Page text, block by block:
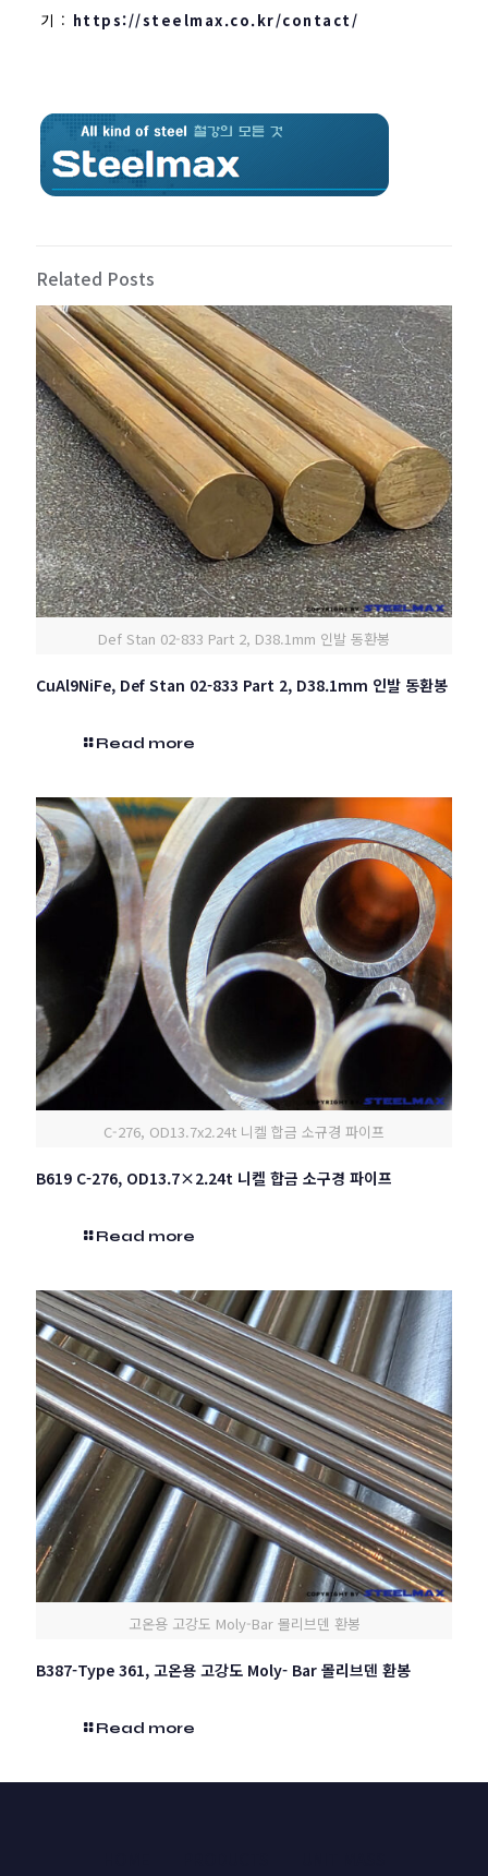
기 : https://steelmax.co.kr/contact/
Related Posts
Def Stan 02-833 Part 2, D38.1mm 인발 동환봉
CuAl9NiFe, Def Stan 02-833 Part 2, D38.1mm 인발 동환봉
Read more
C-276, OD13.7x2.24t 니켈 합금 소규경 파이프
B619 C-276, OD13.7×2.24t 니켈 합금 소구경 파이프
Read more
고온용 고강도 Moly-Bar 몰리브덴 환봉
B387-Type 361, 고온용 고강도 Moly- Bar 몰리브덴 환봉
Read more